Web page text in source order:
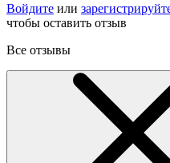
Войдите или
чтобы оставить отзыв
Все отзывы